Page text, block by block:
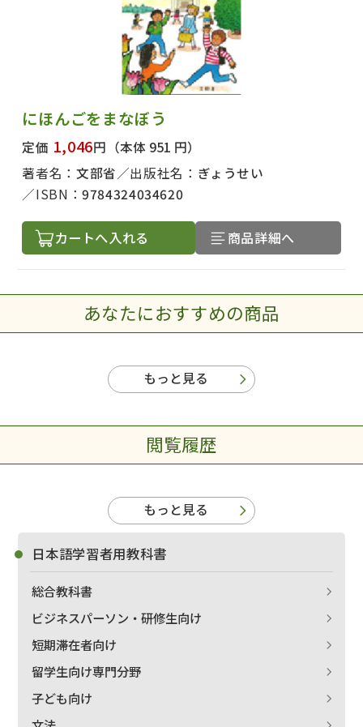
にほんごをまなぼう
定価 1,046円 （本体 951 円）
著者名： 文部省 出版社名： ぎょうせい
ISBN：9784324034620
カートへ入れる 商品詳細へ
あなたにおすすめの商品
もっと見る
閲覧履歴
もっと見る
日本語学習者用教科書
総合教科書
ビジネスパーソン・研修生向け
短期滞在者向け
留学生向け専門分野
子ども向け